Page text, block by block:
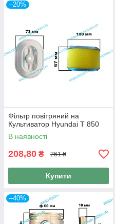
–20%
Фільтр повітряний на
Культиватор Hyundai T 850
В наявності
208,80 ₴ 261 ₴
Купити
–40%